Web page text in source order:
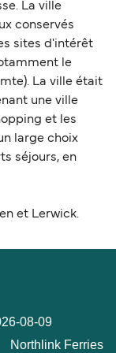
La ville
conservés
sites d'intérêt
le
La ville était
une ville
et les
large choix
séjours, en
et Lerwick.
08-09
Northlink Ferries